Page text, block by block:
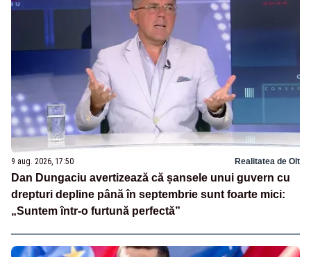
9 aug. 2026, 17:50 Realitatea de Olt
Dan Dungaciu avertizează că șansele unui guvern cu
drepturi depline până în septembrie sunt foarte mici:
„Suntem într-o furtună perfectă”